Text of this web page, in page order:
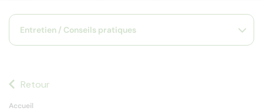
Entretien / Conseils pratiques
Retour
Accueil